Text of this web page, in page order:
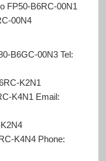
FP50-B6RC-00N1
00N4
B6GC-00N3 Tel:
K2N1
K4N1 Email:
K4N4 Phone: